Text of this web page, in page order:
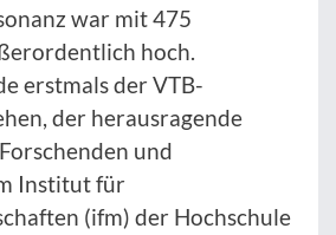
war mit 475
hoch.
erstmals der VTB-
der herausragende
und
Institut für
(ifm) der Hochschule